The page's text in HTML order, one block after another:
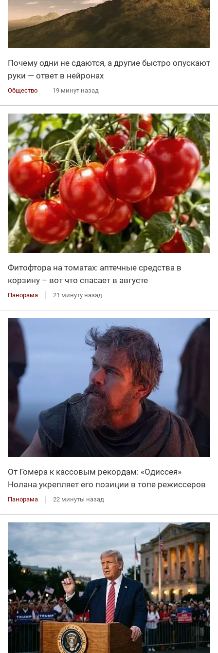
Почему одни не сдаются, а другие быстро опускают
руки — ответ в нейронах
Общество 19 минут назад
Фитофтора на томатах: аптечные средства в
корзину – вот что спасает в августе
Панорама 21 минуту назад
От Гомера к кассовым рекордам: «Одиссея»
Нолана укрепляет его позиции в топе режиссеров
Панорама 22 минуты назад